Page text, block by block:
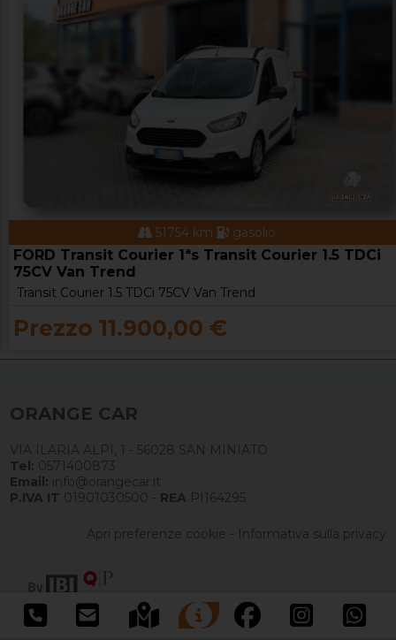
51754 km gasolio
FORD Transit Courier 1ªs Transit Courier 1.5 TDCi
75CV Van Trend
Transit Courier 1.5 TDCi 75CV Van Trend
Prezzo 11.900,00 €
ORANGE CAR
VIA ILARIA ALPI, 1 - 56028 SAN MINIATO
Tel: 0571400873
Email: info@orangecar.it
P.IVA IT 01901030500 - REA PI164295
Apri preferenze cookie - Informativa sulla privacy